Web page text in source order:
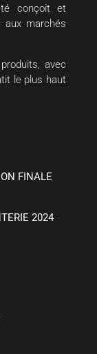
conçoit et
aux marchés
avec
le plus haut
FINALE
2024